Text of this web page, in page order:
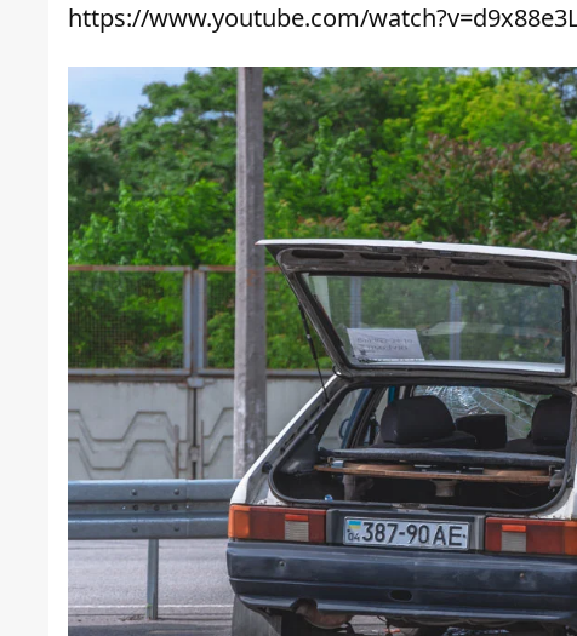
https://www.youtube.com/